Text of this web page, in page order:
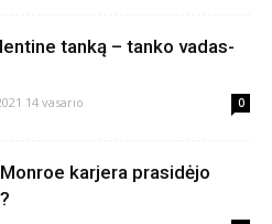
tanką – tanko vadas-
14 vasario 0
karjera prasidėjo